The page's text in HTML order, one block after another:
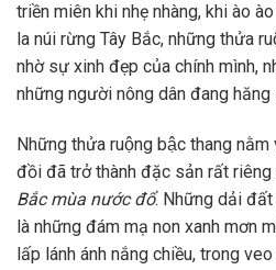
triền miên khi nhẹ nhàng, khi ào
la núi rừng Tây Bắc, những thửa
nhờ sự xinh đẹp của chính mình,
những người nông dân đang
Những thửa ruộng bậc thang
đồi đã trở thành đặc sản rất
Bắc mùa nước đổ. Những dải
là những đám mạ non xanh mơn
lấp lánh ánh nắng chiều, trong